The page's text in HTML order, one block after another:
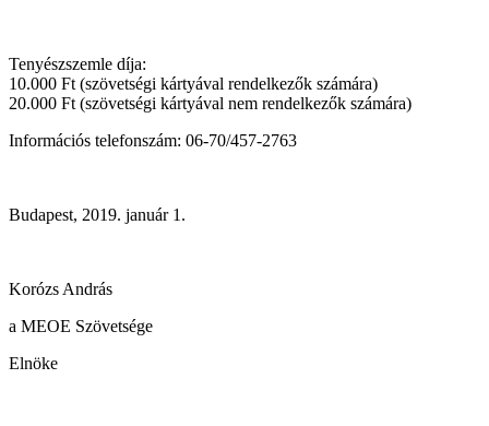
Tenyészszemle díja:
10.000 Ft (szövetségi kártyával rendelkezők számára)
20.000 Ft (szövetségi kártyával nem rendelkezők számára)
Információs telefonszám: 06-70/457-2763
Budapest, 2019. január 1.
Korózs András
a MEOE Szövetsége
Elnöke